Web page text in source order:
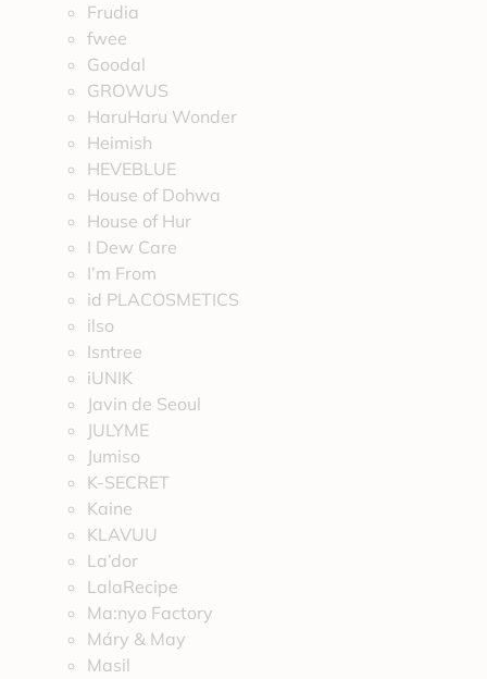
Frudia
fwee
Goodal
GROWUS
HaruHaru Wonder
Heimish
HEVEBLUE
House of Dohwa
House of Hur
I Dew Care
I’m From
id PLACOSMETICS
ilso
Isntree
iUNIK
Javin de Seoul
JULYME
Jumiso
K-SECRET
Kaine
KLAVUU
La’dor
LalaRecipe
Ma:nyo Factory
Máry & May
Masil